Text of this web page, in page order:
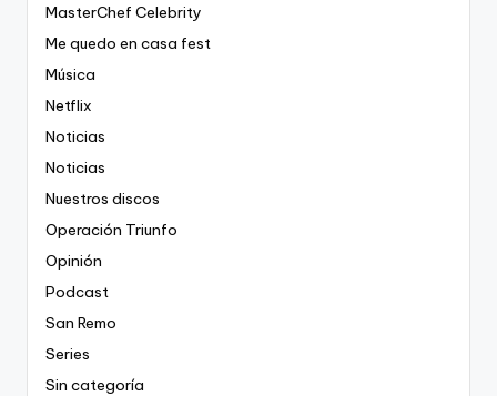
MasterChef Celebrity
Me quedo en casa fest
Música
Netflix
Noticias
Noticias
Nuestros discos
Operación Triunfo
Opinión
Podcast
San Remo
Series
Sin categoría